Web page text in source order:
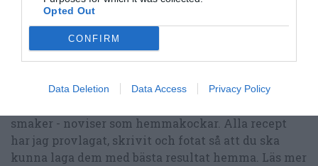
Opted Out
CONFIRM
Data Deletion Data Access Privacy Policy
Mattsson
Jag är matskribent samt kock
med en fil. kand i
restauranghögskolan i Grythyttan. På denna sida
smaker - noviser som hemmakockar. Alla recept
har jag provlagat, skrivit och fotat så att du ska
kunna laga dem med bästa resultat hemma. Läs mer